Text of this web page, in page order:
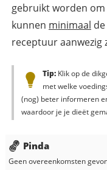
gebruikt worden
kunnen minimaal
receptuur aanwezig
Tip:Klik op de
met welke
(nog) beter informeren
waardoor je je dieët
Pinda
Geen overeenkomsten